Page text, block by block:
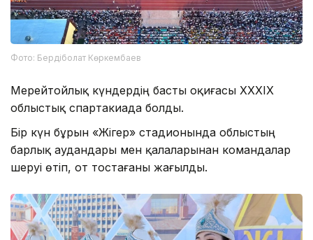
Фото: Бердіболат Көркембаев
Мерейтойлық күндердің басты оқиғасы XXXIX
облыстық спартакиада болды.
Бір күн бұрын «Жігер» стадионында облыстың
барлық аудандары мен қалаларынан командалар
шеруі өтіп, от тостағаны жағылды.